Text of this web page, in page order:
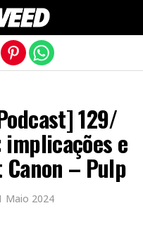
129/
implicações e
– Pulp
Maio 2024